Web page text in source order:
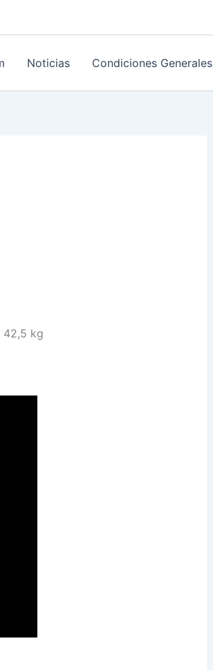
Noticias Condiciones Generales
42,5 kg